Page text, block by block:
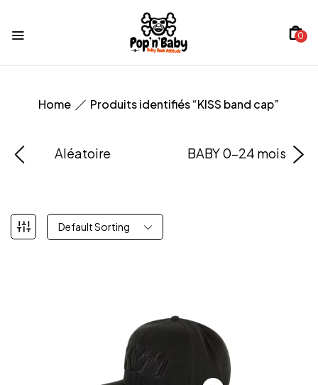
0
Home Produits identifiés “KISS band cap”
Aléatoire BABY 0-24 mois
Default Sorting